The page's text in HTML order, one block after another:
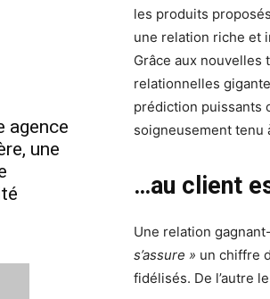
agence
une
les produits
une relation riche et
Grâce aux nouvelles
relationnelles
prédiction puissants
soigneusement tenu
…au client
Une relation
s’assure » un chiffre
fidélisés. De l’autre